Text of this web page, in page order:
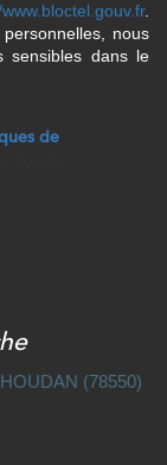
.
nous
sensibles dans le
de
(78550)